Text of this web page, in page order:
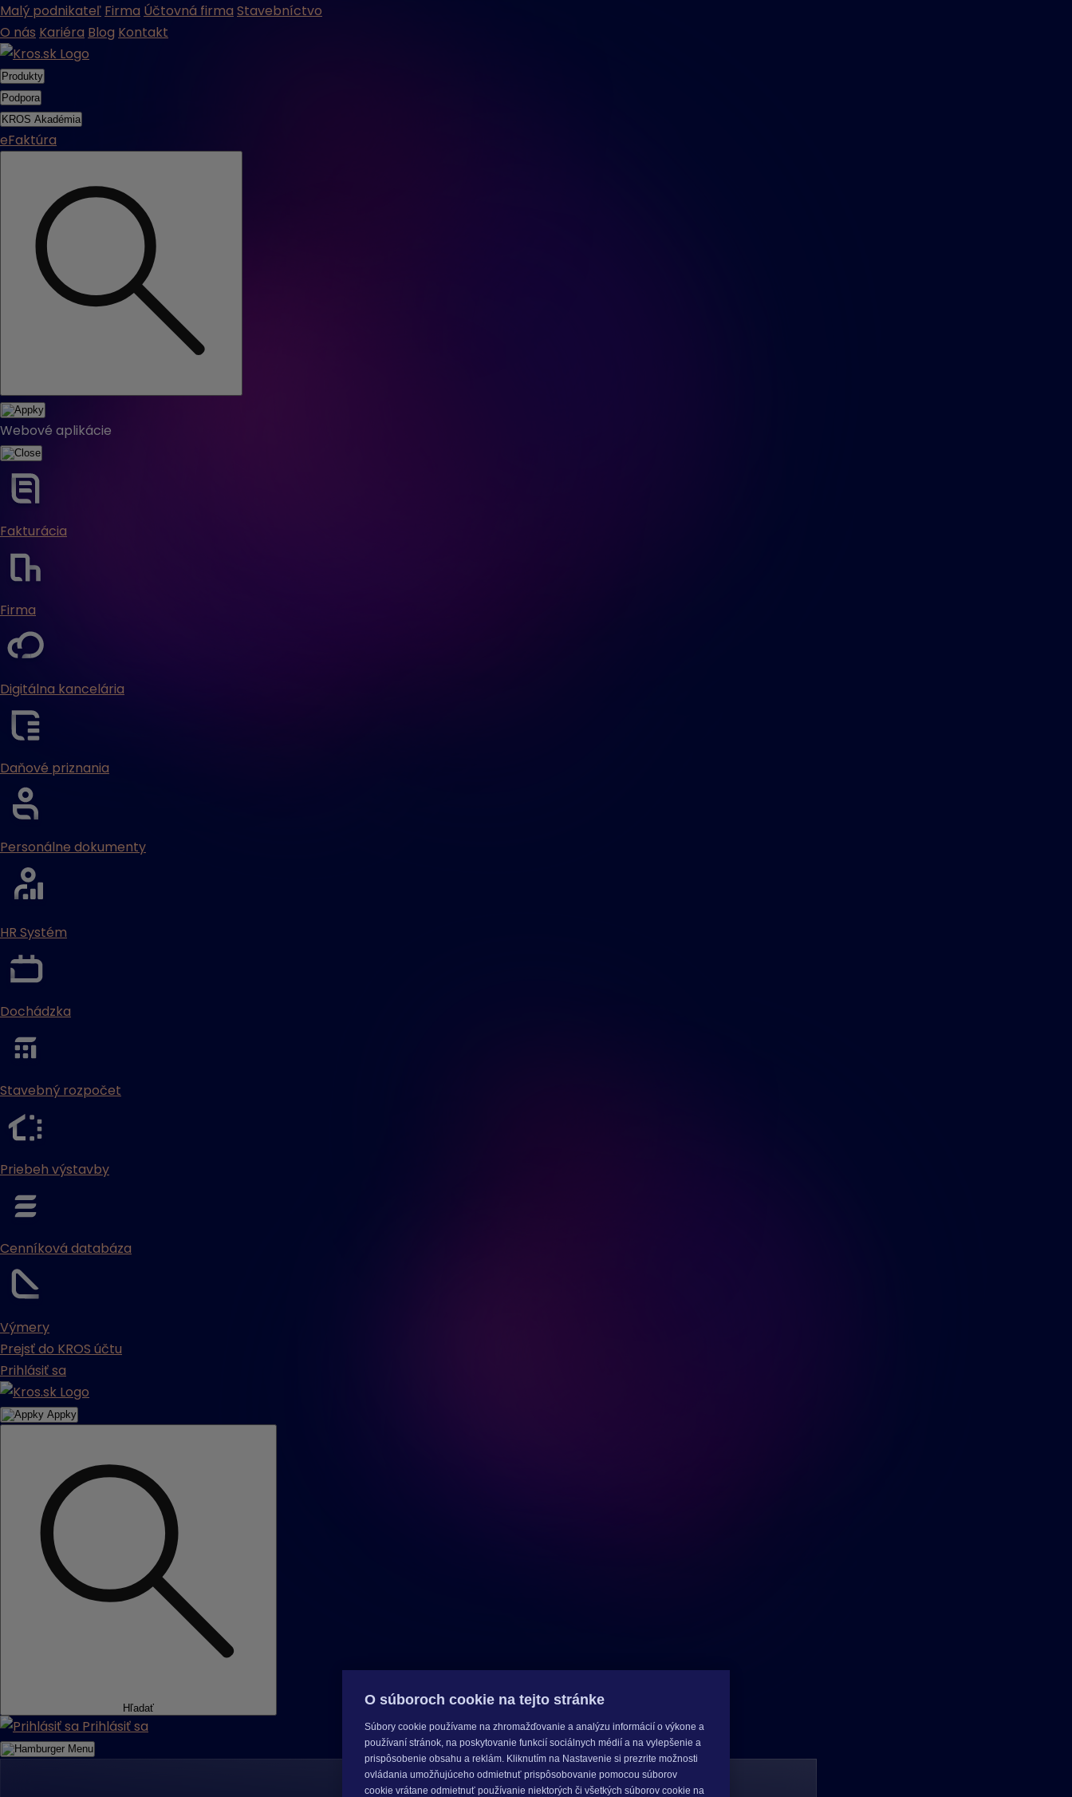
Malý podnikateľ Firma Účtovná firma Stavebníctvo
O nás Kariéra Blog Kontakt
Produkty
Podpora
KROS Akadémia
eFaktúra
Webové aplikácie
Fakturácia
Firma
Digitálna kancelária
Daňové priznania
Personálne dokumenty
HR Systém
Dochádzka
Stavebný rozpočet
Priebeh výstavby
Cenníková databáza
Výmery
Prejsť do KROS účtu
Prihlásiť sa
Appky
Hľadať
Prihlásiť sa
Menu
O súboroch cookie na tejto stránke
Súbory cookie používame na zhromažďovanie a analýzu informácií o výkone a
používaní stránok, na poskytovanie funkcií sociálnych médií a na vylepšenie a
prispôsobenie obsahu a reklám. Kliknutím na Nastavenie si prezrite možnosti
ovládania umožňujúceho odmietnuť prispôsobovanie pomocou súborov
cookie vrátane odmietnuť používanie niektorých či všetkých súborov cookie na